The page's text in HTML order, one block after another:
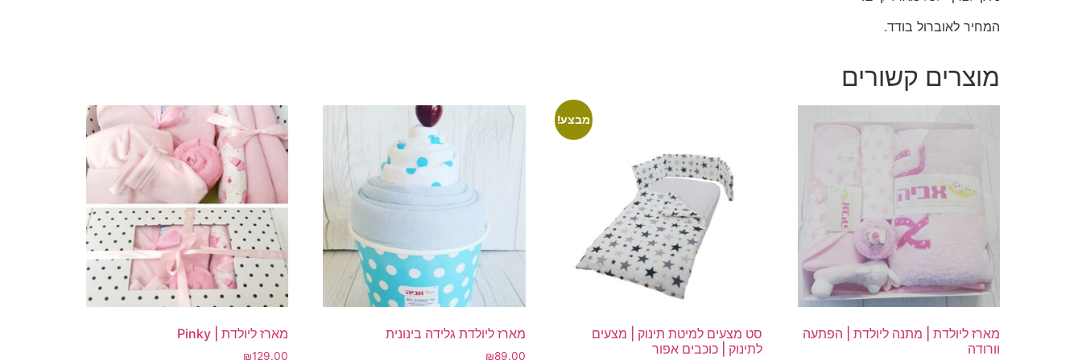
המחיר לאוברול בודד.
מוצרים קשורים
מארז ליולדת | מתנה ליולדת | הפתעה
וורודה
מבצע!
סט מצעים למיטת תינוק | מצעים
לתינוק | כוכבים אפור
מארז ליולדת גלידה בינונית
₪89.00
מארז ליולדת | Pinky
₪129.00